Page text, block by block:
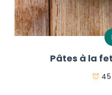
Pâtes à la